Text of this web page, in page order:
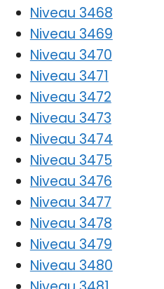
Niveau 3468
Niveau 3469
Niveau 3470
Niveau 3471
Niveau 3472
Niveau 3473
Niveau 3474
Niveau 3475
Niveau 3476
Niveau 3477
Niveau 3478
Niveau 3479
Niveau 3480